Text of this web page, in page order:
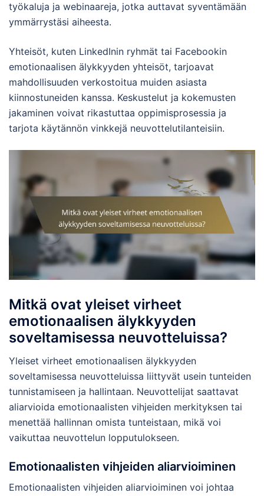
työkaluja ja webinaareja, jotka auttavat syventämään
ymmärrystäsi aiheesta.
Yhteisöt, kuten LinkedInin ryhmät tai Facebookin
emotionaalisen älykkyyden yhteisöt, tarjoavat
mahdollisuuden verkostoitua muiden asiasta
kiinnostuneiden kanssa. Keskustelut ja kokemusten
jakaminen voivat rikastuttaa oppimisprosessia ja
tarjota käytännön vinkkejä neuvottelutilanteisiin.
Mitkä ovat yleiset virheet
emotionaalisen älykkyyden
soveltamisessa neuvotteluissa?
Yleiset virheet emotionaalisen älykkyyden
soveltamisessa neuvotteluissa liittyvät usein tunteiden
tunnistamiseen ja hallintaan. Neuvottelijat saattavat
aliarvioida emotionaalisten vihjeiden merkityksen tai
menettää hallinnan omista tunteistaan, mikä voi
vaikuttaa neuvottelun lopputulokseen.
Emotionaalisten vihjeiden aliarvioiminen
Emotionaalisten vihjeiden aliarvioiminen voi johtaa